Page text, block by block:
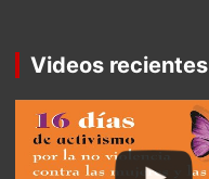
Videos recientes